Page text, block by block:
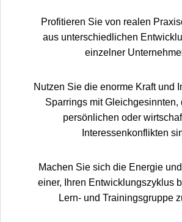
Profitieren Sie von realen
aus unterschiedlichen
einzelner
Nutzen Sie die enorme Kraft und
Sparrings mit Gleichgesinnten,
persönlichen oder
Interessenkonflikten
Machen Sie sich die Energie
einer, Ihren Entwicklungszyklus
Lern- und Trainingsgruppe